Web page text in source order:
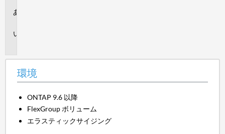
環境
ONTAP 9.6 以降
FlexGroup ボリューム
エラスティックサイジング